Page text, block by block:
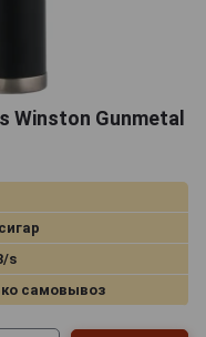
Winston Gunmetal
s
самовывоз